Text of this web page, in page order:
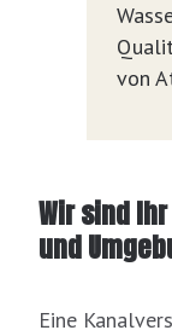
von
Wir sind
und
Eine